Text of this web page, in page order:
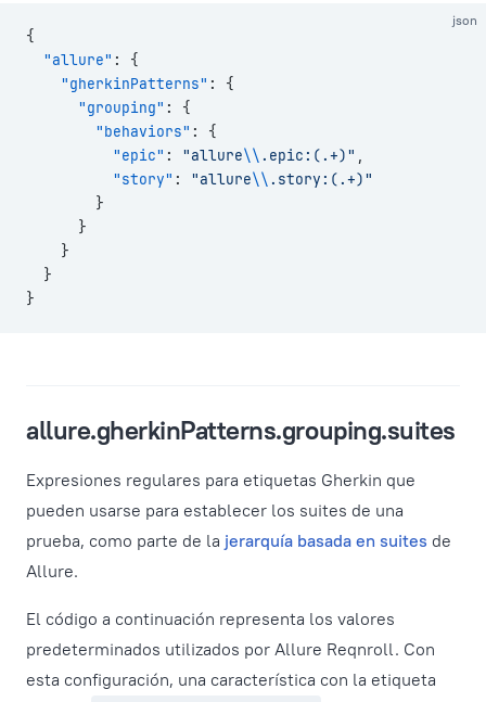
json
{
  "allure"
: {
    "gherkinPatterns"
: {
      "grouping"
: {
        "behaviors"
: {
          "epic"
: "allure\\ .epic:(.+)" ,
          "story"
: "allure\\ .story:(.+)"
        }
      }
    }
  }
}
allure.gherkinPatterns.grouping.suites
Expresiones regulares para etiquetas Gherkin que
pueden usarse para establecer los suites de una
prueba, como parte de la jerarquía basada en suites de
Allure.
El código a continuación representa los valores
predeterminados utilizados por Allure Reqnroll. Con
esta configuración, una característica con la etiqueta